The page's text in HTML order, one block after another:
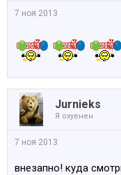
7 ноя 2013
Jurnieks
Я охуенен
7 ноя 2013
внезапно! куда